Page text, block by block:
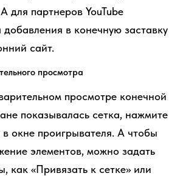
для партнеров YouTube
добавления в конечную заставку
сайт.
просмотра
просмотре конечной
показывалась сетка, нажмите
в окне проигрывателя. А чтобы
элементов, можно задать
как «Привязать к сетке» или